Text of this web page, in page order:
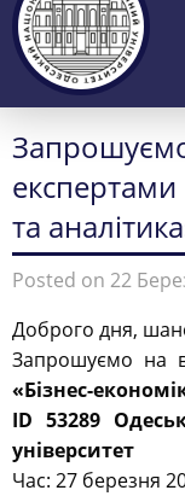
Запрошуємо
та
Posted on 22
Доброго дня,
Запрошуємо на
«Бізнес-
ID 53289
університет
Час: 27 березня